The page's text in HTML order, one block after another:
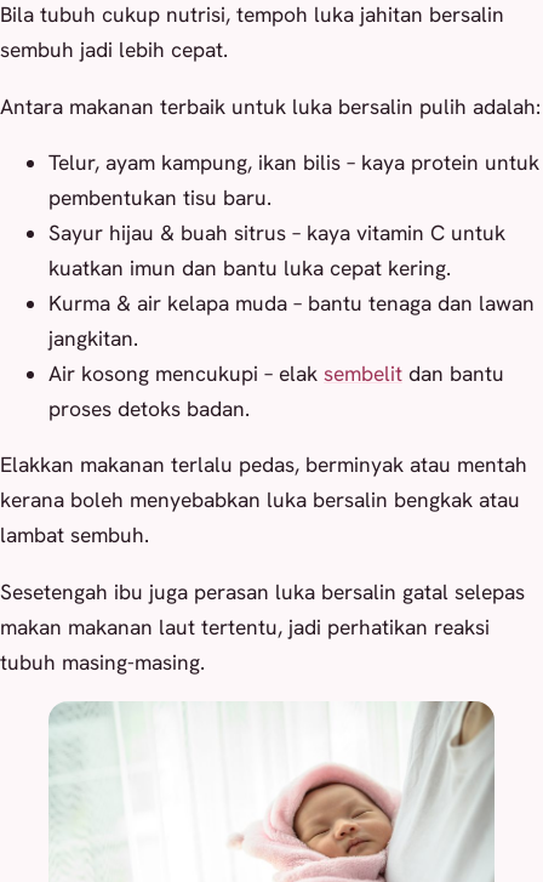
Bila tubuh cukup nutrisi, tempoh luka jahitan bersalin
sembuh jadi lebih cepat.
Antara makanan terbaik untuk luka bersalin pulih adalah:
Telur, ayam kampung, ikan bilis – kaya protein untuk
pembentukan tisu baru.
Sayur hijau & buah sitrus – kaya vitamin C untuk
kuatkan imun dan bantu luka cepat kering.
Kurma & air kelapa muda – bantu tenaga dan lawan
jangkitan.
Air kosong mencukupi – elak sembelit dan bantu
proses detoks badan.
Elakkan makanan terlalu pedas, berminyak atau mentah
kerana boleh menyebabkan luka bersalin bengkak atau
lambat sembuh.
Sesetengah ibu juga perasan luka bersalin gatal selepas
makan makanan laut tertentu, jadi perhatikan reaksi
tubuh masing-masing.